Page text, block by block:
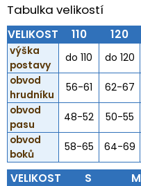
Tabulka velikostí
VELIKOST 110 120
výška
postavy
do 110 do 120
obvod
hrudníku
56-61 62-67
obvod
pasu
48-52 50-55
obvod
boků
58-65 64-69
VELIKOST S M